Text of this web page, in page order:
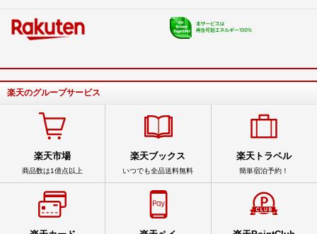
楽天のグループサービス
楽天市場
商品数は1億点以上
楽天ブックス
いつでも全品送料無料
楽天トラベル
簡単宿泊予約！